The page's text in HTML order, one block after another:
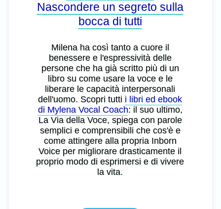
Nascondere un segreto sulla
bocca di tutti
Milena ha così tanto a cuore il
benessere e l'espressività delle
persone che ha già scritto più di un
libro su come usare la voce e le
liberare le capacità interpersonali
dell'uomo. Scopri tutti i libri ed ebook
di Mylena Vocal Coach: il suo ultimo,
La Via della Voce, spiega con parole
semplici e comprensibili che cos'è e
come attingere alla propria Inborn
Voice per migliorare drasticamente il
proprio modo di esprimersi e di vivere
la vita.